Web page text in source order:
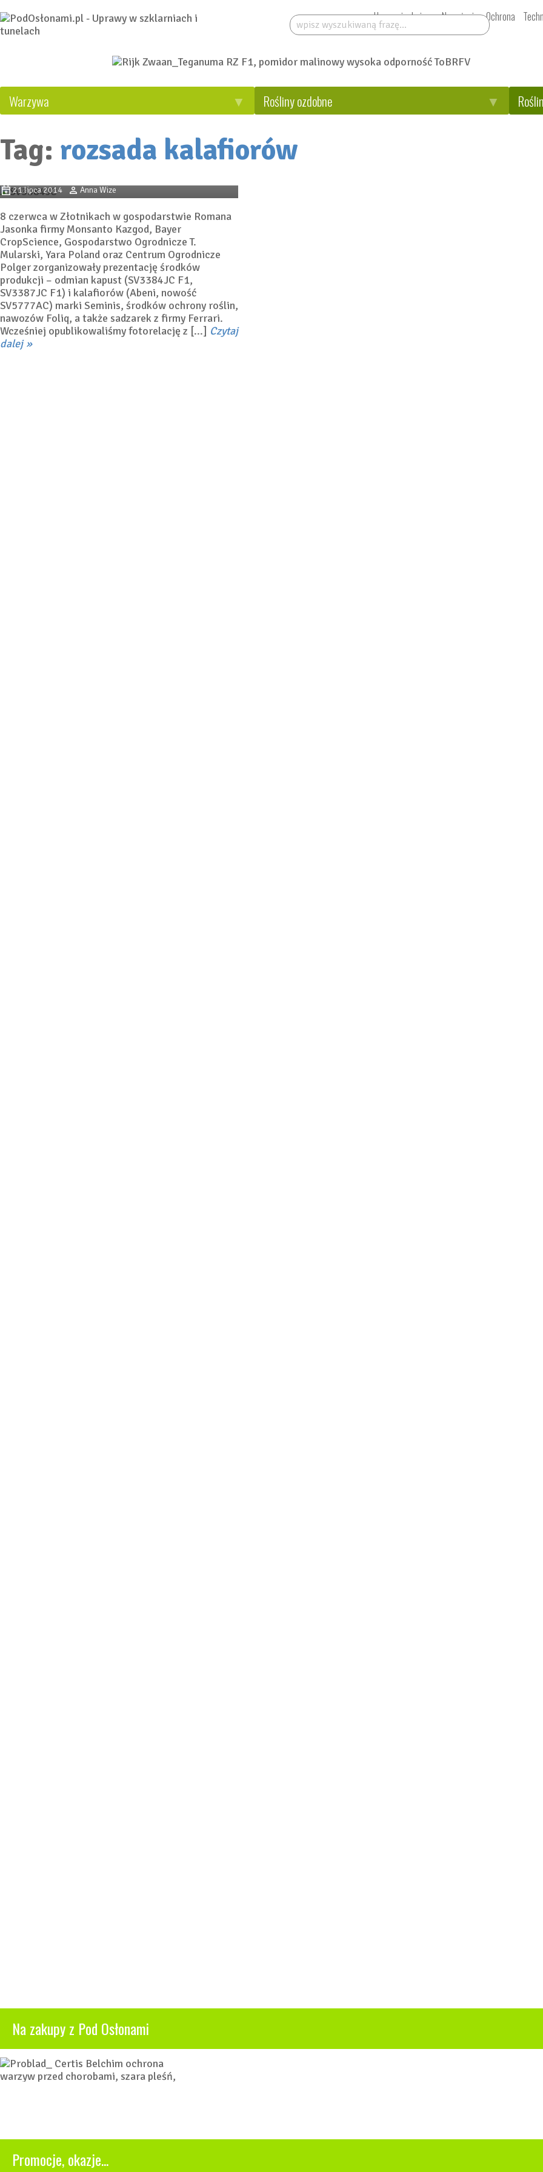
Uprawy i odmiany Nawożenie Ochrona
Szukaj:
Warzywa Rośliny ozdobne
Tag: rozsada kalafiorów
21 lipca 2014 Anna Wize
8 czerwca w Złotnikach w gospodarstwie Romana
Jasonka firmy Monsanto Kazgod, Bayer
CropScience, Gospodarstwo Ogrodnicze T.
Mularski, Yara Poland oraz Centrum Ogrodnicze
Polger zorganizowały prezentację środków
produkcji – odmian kapust (SV3384JC F1,
SV3387JC F1) i kalafiorów (Abeni, nowość
SV5777AC) marki Seminis, środków ochrony roślin,
nawozów Foliq, a także sadzarek z firmy Ferrari.
Wcześniej opublikowaliśmy fotorelację z [...] Czytaj
dalej